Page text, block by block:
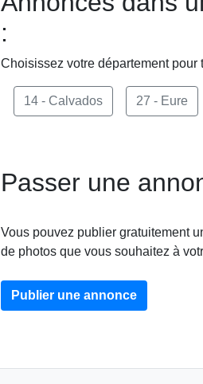
:
Choisissez votre département pour
14 - Calvados 27 - Eure
Passer une
Vous pouvez publier gratuitement
de photos que vous souhaitez à
Publier une annonce